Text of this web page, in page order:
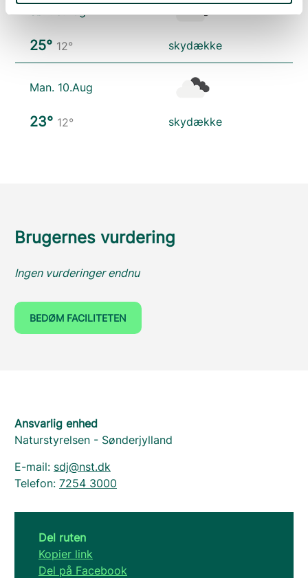
Søn. 9.Aug
25° 12° skydække
Man. 10.Aug
23° 12° skydække
Brugernes vurdering
Ingen vurderinger endnu
BEDØM FACILITETEN
Ansvarlig enhed
Naturstyrelsen - Sønderjylland
E-mail: sdj@nst.dk
Telefon: 7254 3000
Del ruten
Kopier link
Del på Facebook